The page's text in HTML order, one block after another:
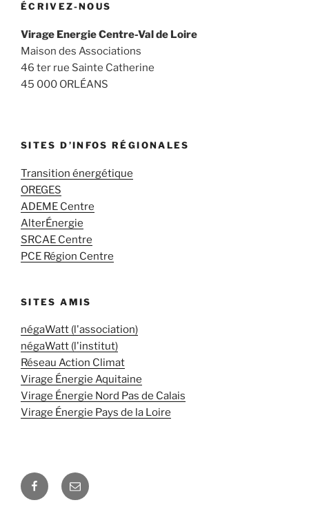
ÉCRIVEZ-NOUS
Virage Energie Centre-Val de Loire
Maison des Associations
46 ter rue Sainte Catherine
45 000 ORLÉANS
SITES D’INFOS RÉGIONALES
Transition énergétique
OREGES
ADEME Centre
AlterÉnergie
SRCAE Centre
PCE Région Centre
SITES AMIS
négaWatt (l'association)
négaWatt (l'institut)
Réseau Action Climat
Virage Énergie Aquitaine
Virage Énergie Nord Pas de Calais
Virage Énergie Pays de la Loire
Facebook
E-
mail